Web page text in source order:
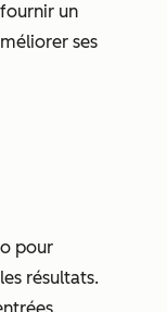
un
ses
pour
résultats.